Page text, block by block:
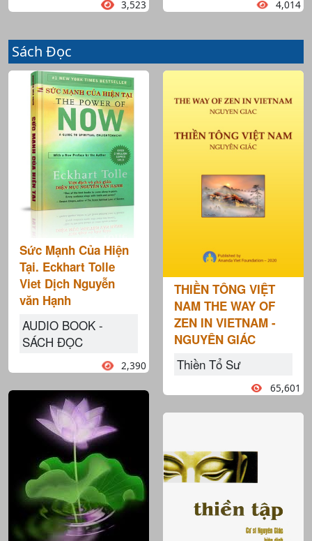
3,523 4,014
Sách Đọc
Sức Mạnh Của Hiện
Tại. Eckhart Tolle
Viet Dịch Nguyễn
văn Hạnh
AUDIO BOOK -
SÁCH ĐỌC
2,390
THIỀN TÔNG VIỆT
NAM THE WAY OF
ZEN IN VIETNAM -
NGUYÊN GIÁC
Thiền Tổ Sư
65,601